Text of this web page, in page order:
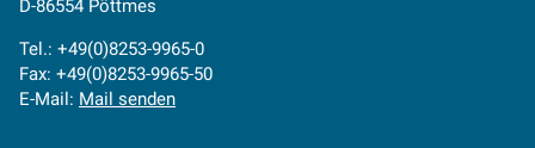
D-86554 Pöttmes
Tel.: +49(0)8253-9965-0
Fax: +49(0)8253-9965-50
E-Mail: Mail senden